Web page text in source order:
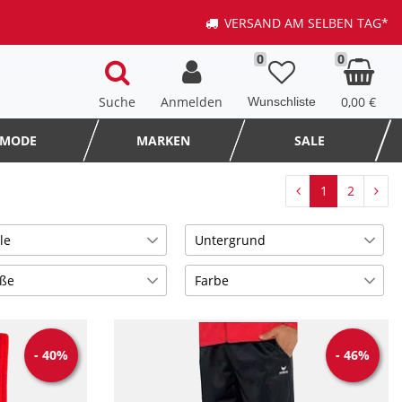
VERSAND AM SELBEN TAG*
Suche Anmelden
0 0
0,00 €
MODE MARKEN SALE
1 2
3
6
Untergrund
Hartplatz
3
Kunstrasen 10
Normaler Naturrasen 7
Farbe
cobaltblau/weiß
gelb
Grau
- 40% - 46%